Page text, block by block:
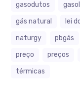
gasodutos
gás natural
lei
naturgy
pbgás
preço
preços
térmicas